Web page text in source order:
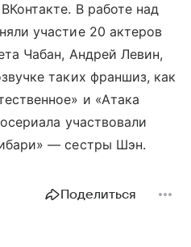
В работе над
участие 20 актеров
Чабан, Андрей Левин,
таких франшиз, как
и «Атака
участвовали
— сестры Шэн.
Поделиться